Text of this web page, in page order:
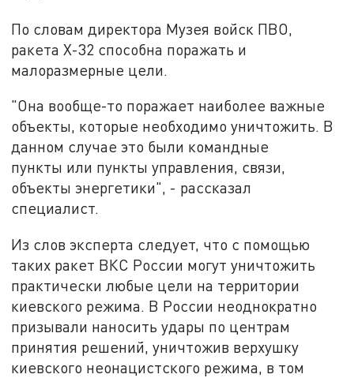
По словам директора Музея войск ПВО,
ракета Х-32 способна поражать и
малоразмерные цели.
"Она вообще-то поражает наиболее важные
объекты, которые необходимо уничтожить. В
данном случае это были командные
пункты или пункты управления, связи,
объекты энергетики", - рассказал
специалист.
Из слов эксперта следует, что с помощью
таких ракет ВКС России могут уничтожить
практически любые цели на территории
киевского режима. В России неоднократно
призывали наносить удары по центрам
принятия решений, уничтожив верхушку
киевского неонацистского режима, в том